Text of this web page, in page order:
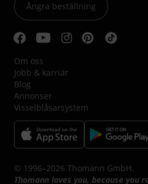
Ångra beställning
Om oss
Jobb & karriär
Blog
Annonser
Visselblåsarsystem
© 1996–2026 Thomann GmbH.
Thomann loves you, because you